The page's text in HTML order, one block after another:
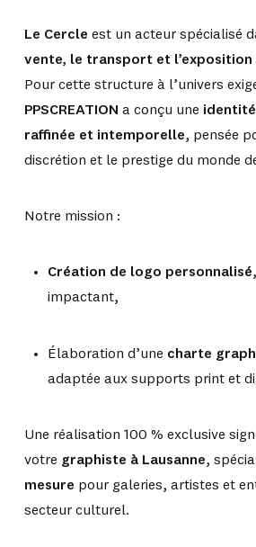
Le Cercle est un acteur spécialisé
vente, le transport et l’exposition
Pour cette structure à l’univers
PPSCREATION a conçu une
raffinée et intemporelle, pensée
discrétion et le prestige du monde
Notre mission :
Création de logo personnalisé
impactant,
Élaboration d’une charte
adaptée aux supports print et
Une réalisation 100 % exclusive
votre graphiste à Lausanne,
mesure pour galeries, artistes et
secteur culturel.